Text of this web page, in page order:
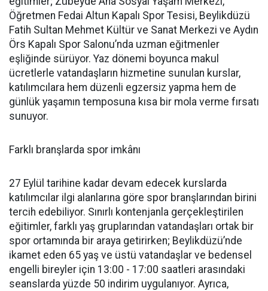
Öğretmen Fedai Altun Kapalı Spor Tesisi, Beylikdüzü
Fatih Sultan Mehmet Kültür ve Sanat Merkezi ve Aydın
Örs Kapalı Spor Salonu’nda uzman eğitmenler
eşliğinde sürüyor. Yaz dönemi boyunca makul
ücretlerle vatandaşların hizmetine sunulan kurslar,
katılımcılara hem düzenli egzersiz yapma hem de
günlük yaşamın temposuna kısa bir mola verme fırsatı
sunuyor.
Farklı branşlarda spor imkânı
27 Eylül tarihine kadar devam edecek kurslarda
katılımcılar ilgi alanlarına göre spor branşlarından birini
tercih edebiliyor. Sınırlı kontenjanla gerçekleştirilen
eğitimler, farklı yaş gruplarından vatandaşları ortak bir
spor ortamında bir araya getirirken; Beylikdüzü’nde
ikamet eden 65 yaş ve üstü vatandaşlar ve bedensel
engelli bireyler için 13:00 - 17:00 saatleri arasındaki
seanslarda yüzde 50 indirim uygulanıyor. Ayrıca,